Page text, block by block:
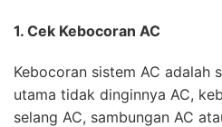
1. Cek Kebocoran AC
Kebocoran sistem AC adalah
utama tidak dinginnya AC,
selang AC, sambungan AC